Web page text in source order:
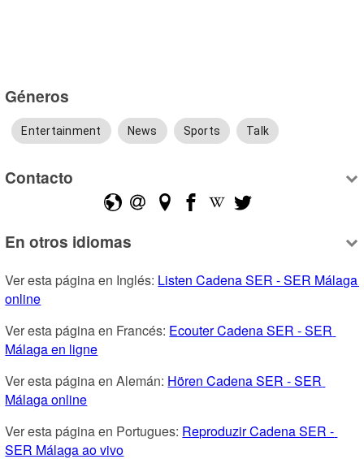
Géneros
Entertainment News Sports Talk
Contacto
En otros idiomas
Ver esta página en Inglés: Listen Cadena SER - SER Málaga
online
Ver esta página en Francés: Ecouter Cadena SER - SER
Málaga en ligne
Ver esta página en Alemán: Hören Cadena SER - SER
Málaga online
Ver esta página en Portugues: Reproduzir Cadena SER -
SER Málaga ao vivo